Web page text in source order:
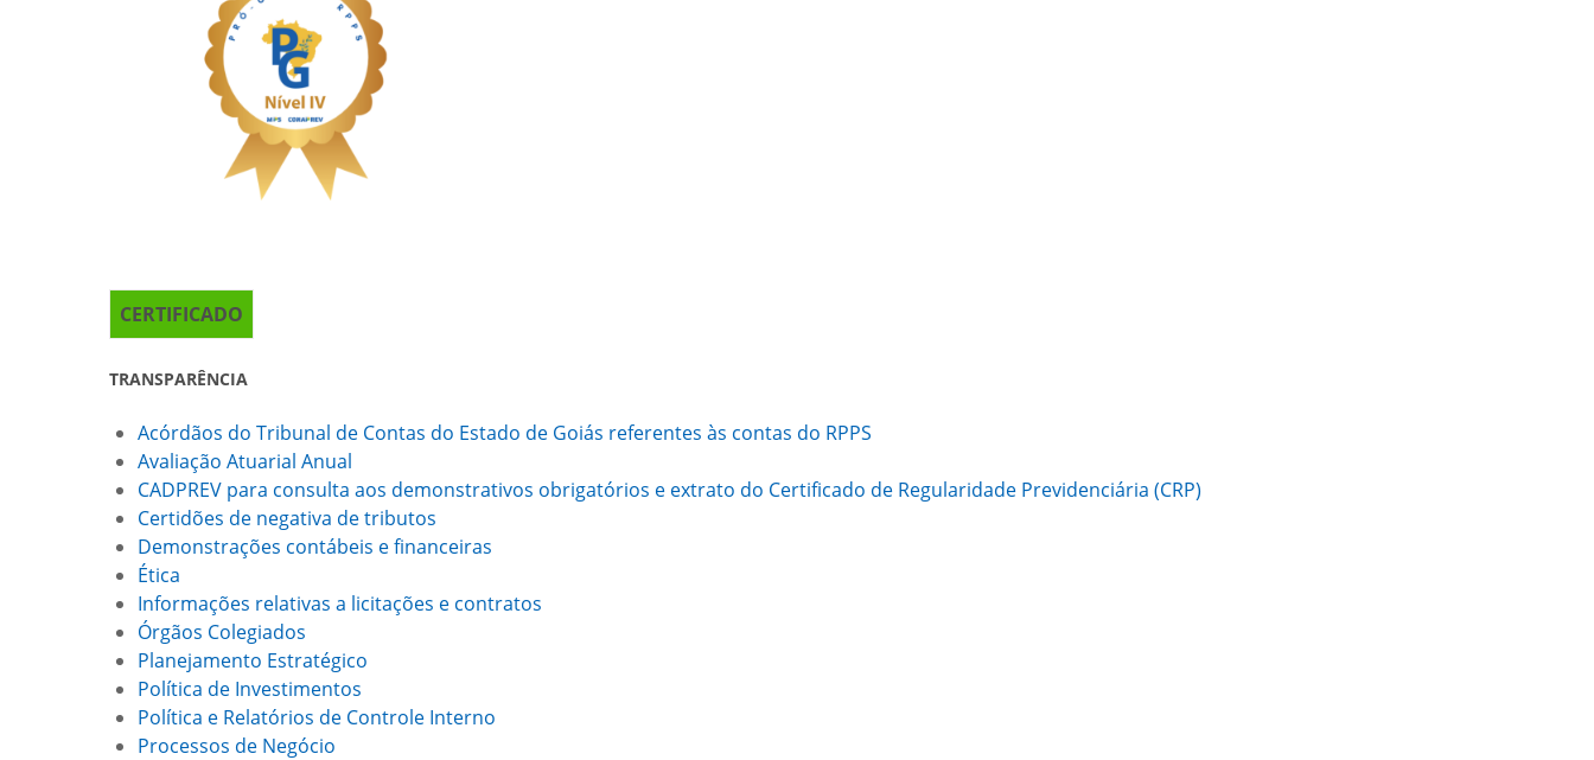
CERTIFICADO
TRANSPARÊNCIA
Acórdãos do Tribunal de Contas do Estado de Goiás referentes às contas do RPPS
Avaliação Atuarial Anual
CADPREV para consulta aos demonstrativos obrigatórios e extrato do Certificado de Regularidade Previdenciária (CRP)
Certidões de negativa de tributos
Demonstrações contábeis e financeiras
Ética
Informações relativas a licitações e contratos
Órgãos Colegiados
Planejamento Estratégico
Política de Investimentos
Política e Relatórios de Controle Interno
Processos de Negócio